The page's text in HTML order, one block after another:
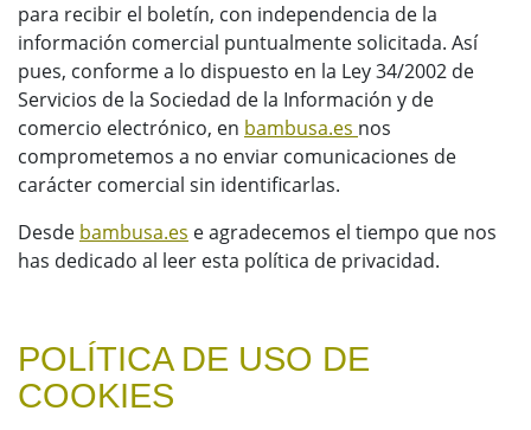
para recibir el boletín, con independencia de la
información comercial puntualmente solicitada. Así
pues, conforme a lo dispuesto en la Ley 34/2002 de
Servicios de la Sociedad de la Información y de
comercio electrónico, en bambusa.es nos
comprometemos a no enviar comunicaciones de
carácter comercial sin identificarlas.
Desde bambusa.es e agradecemos el tiempo que nos
has dedicado al leer esta política de privacidad.
POLÍTICA DE USO DE
COOKIES